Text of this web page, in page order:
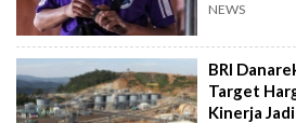
NEWS
BRI
Target
Kinerja